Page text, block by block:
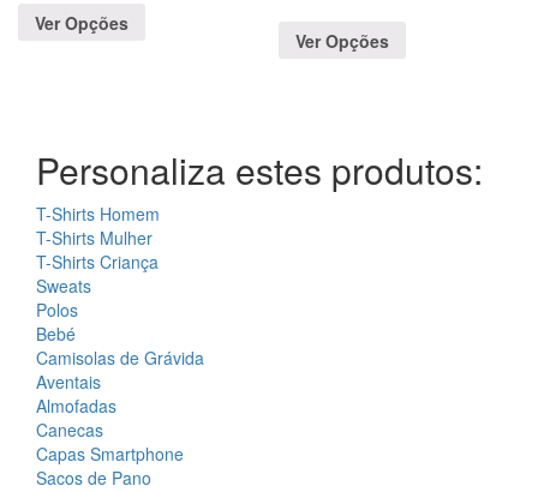
Ver Opções
Ver Opções
Personaliza estes produtos:
T-Shirts Homem
T-Shirts Mulher
T-Shirts Criança
Sweats
Polos
Bebé
Camisolas de Grávida
Aventais
Almofadas
Canecas
Capas Smartphone
Sacos de Pano